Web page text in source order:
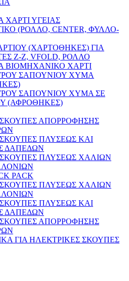
ΧΑΡΤΙ ΥΓΕΙΑΣ
(ΡΟΛΛΟ, CENTER, ΦΥΛΛΟ-
(ΧΑΡΤΟΘΗΚΕΣ) ΓΙΑ
Ζ-Ζ, VFOLD, ΡΟΛΛΟ
ΒΙΟΜΗΧΑΝΙΚΟ ΧΑΡΤΙ
ΣΑΠΟΥΝΙΟΥ ΧΥΜΑ
ΣΑΠΟΥΝΙΟΥ ΧΥΜΑ ΣΕ
(ΑΦΡΟΘΗΚΕΣ)
ΑΠΟΡΡΟΦΗΣΗΣ
ΠΛΥΣΕΩΣ ΚΑΙ
ΔΑΠΕΔΩΝ
ΠΛΥΣΕΩΣ ΧΑΛΙΩΝ
PACK
ΠΛΥΣΕΩΣ ΧΑΛΙΩΝ
ΠΛΥΣΕΩΣ ΚΑΙ
ΔΑΠΕΔΩΝ
ΑΠΟΡΡΟΦΗΣΗΣ
ΓΙΑ ΗΛΕΚΤΡΙΚΕΣ ΣΚΟΥΠΕΣ